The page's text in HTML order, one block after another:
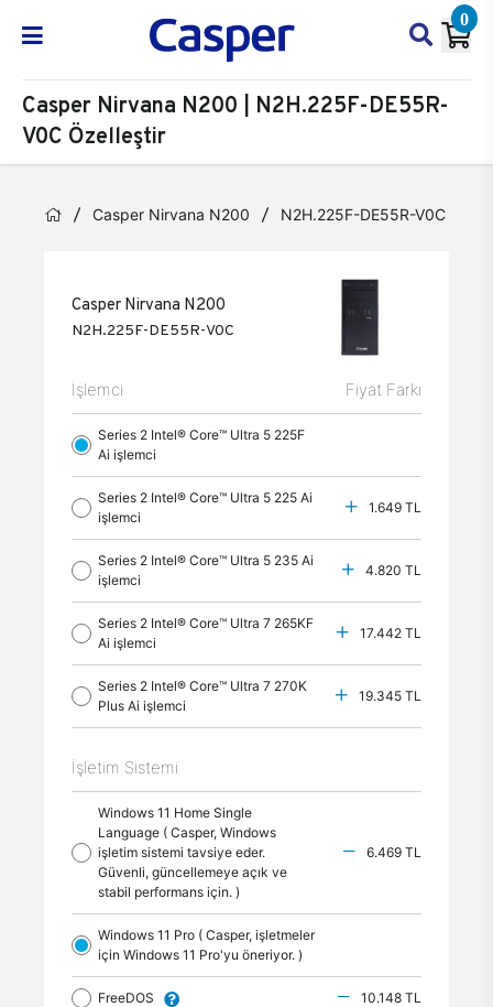
0
Casper Nirvana N200 | N2H.225F-DE55R-
V0C Özelleştir
Casper Nirvana N200 N2H.225F-DE55R-V0C
Casper Nirvana N200
N2H.225F-DE55R-V0C
İşlemci Fiyat Farkı
Series 2 Intel® Core™ Ultra 5 225F
Ai işlemci
Series 2 Intel® Core™ Ultra 5 225 Ai
işlemci
1.649 TL
Series 2 Intel® Core™ Ultra 5 235 Ai
işlemci
4.820 TL
Series 2 Intel® Core™ Ultra 7 265KF
Ai işlemci
17.442 TL
Series 2 Intel® Core™ Ultra 7 270K
Plus Ai işlemci
19.345 TL
İşletim Sistemi
Windows 11 Home Single
Language ( Casper, Windows
işletim sistemi tavsiye eder.
Güvenli, güncellemeye açık ve
stabil performans için. )
6.469 TL
Windows 11 Pro ( Casper, işletmeler
için Windows 11 Pro'yu öneriyor. )
FreeDOS 10.148 TL